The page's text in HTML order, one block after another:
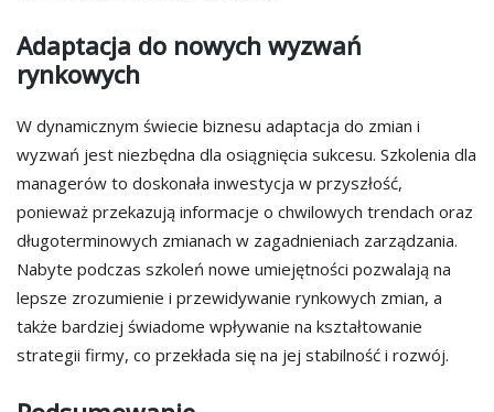
Adaptacja do nowych wyzwań
rynkowych
W dynamicznym świecie biznesu adaptacja do zmian i
wyzwań jest niezbędna dla osiągnięcia sukcesu. Szkolenia dla
managerów to doskonała inwestycja w przyszłość,
ponieważ przekazują informacje o chwilowych trendach oraz
długoterminowych zmianach w zagadnieniach zarządzania.
Nabyte podczas szkoleń nowe umiejętności pozwalają na
lepsze zrozumienie i przewidywanie rynkowych zmian, a
także bardziej świadome wpływanie na kształtowanie
strategii firmy, co przekłada się na jej stabilność i rozwój.